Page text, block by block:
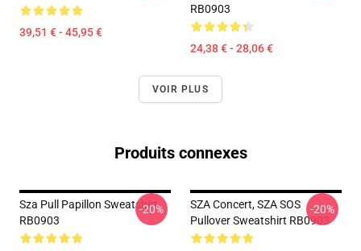
39,51 € - 45,95 €
RB0903
24,38 € - 28,06 €
VOIR PLUS
Produits connexes
Sza Pull Papillon Sweatshirt
RB0903
-20%
SZA Concert, SZA SOS
Pullover Sweatshirt RB0903
-20%